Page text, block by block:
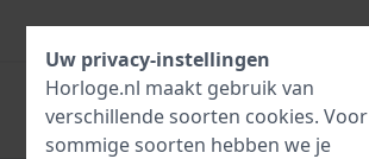
H001.32.716.853.01
Uw privacy-instellingen
Horloge.nl maakt gebruik van
verschillende soorten cookies. Voor
sommige soorten hebben we je